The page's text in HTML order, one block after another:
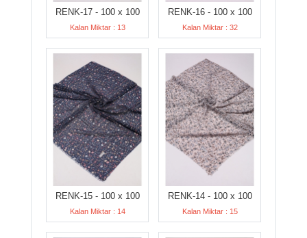
RENK-17 - 100 x 100
Kalan Miktar : 13
RENK-16 - 100 x 100
Kalan Miktar : 32
RENK-15 - 100 x 100
Kalan Miktar : 14
RENK-14 - 100 x 100
Kalan Miktar : 15